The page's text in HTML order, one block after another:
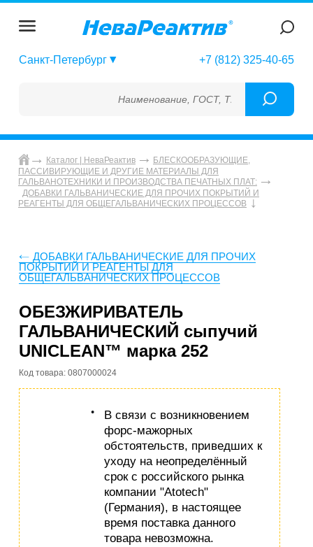
Санкт-Петербург +7 (812) 325-40-65
Наименование, ГОСТ, ТУ, ГСО, МСО, ОСО,
Каталог | НеваРеактив
БЛЕСКООБРАЗУЮЩИЕ,
ПАССИВИРУЮЩИЕ И ДРУГИЕ МАТЕРИАЛЫ ДЛЯ
ГАЛЬВАНОТЕХНИКИ И ПРОИЗВОДСТВА ПЕЧАТНЫХ ПЛАТ:
ДОБАВКИ ГАЛЬВАНИЧЕСКИЕ ДЛЯ ПРОЧИХ ПОКРЫТИЙ И
РЕАГЕНТЫ ДЛЯ ОБЩЕГАЛЬВАНИЧЕСКИХ ПРОЦЕССОВ
ДОБАВКИ ГАЛЬВАНИЧЕСКИЕ ДЛЯ ПРОЧИХ
ПОКРЫТИЙ И РЕАГЕНТЫ ДЛЯ
ОБЩЕГАЛЬВАНИЧЕСКИХ ПРОЦЕССОВ
ОБЕЗЖИРИВАТЕЛЬ
ГАЛЬВАНИЧЕСКИЙ сыпучий
UNICLEAN™ марка 252
Код товара: 0807000024
В связи с возникновением
форс-мажорных
обстоятельств, приведших к
уходу на неопределённый
срок с российского рынка
компании "Atotech"
(Германия), в настоящее
время поставка данного
товара невозможна.